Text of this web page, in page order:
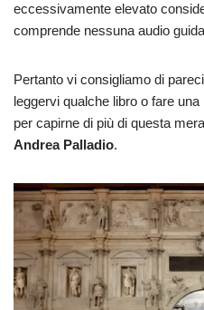
eccessivamente elevato
comprende nessuna audio
Pertanto vi consigliamo di
leggervi qualche libro o fare
per capirne di più di questa
Andrea Palladio.